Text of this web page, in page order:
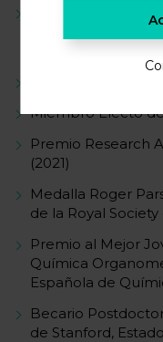
Premio a la Mejor
Conferencia
Miembro Electo
Premio Research
(2021)
Medalla Roger
de la Royal
Premio al Mejor
Química
Española de
Becario
de Stanford,